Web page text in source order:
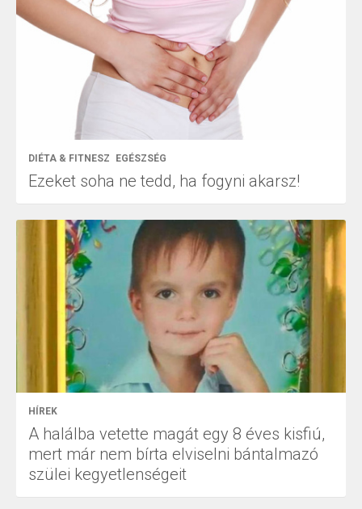
DIÉTA & FITNESZ EGÉSZSÉG
Ezeket soha ne tedd, ha fogyni akarsz!
HÍREK
A halálba vetette magát egy 8 éves kisfiú,
mert már nem bírta elviselni bántalmazó
szülei kegyetlenségeit